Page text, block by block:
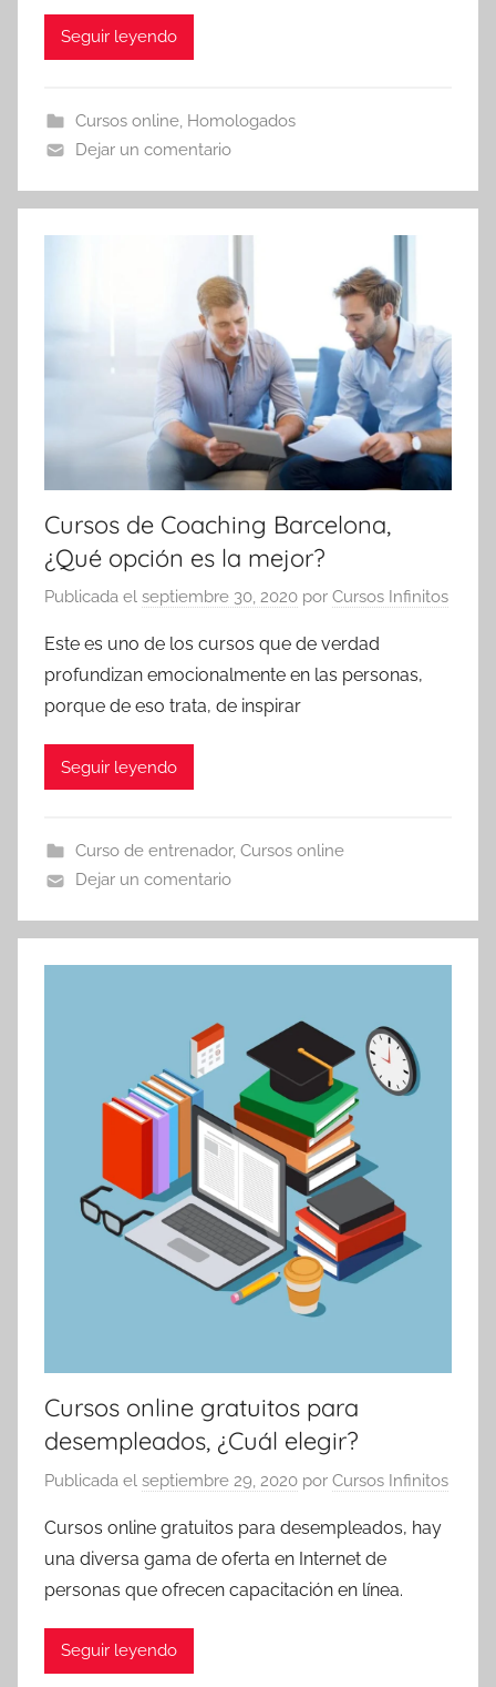
Seguir leyendo
Cursos online, Homologados
Dejar un comentario
Cursos de Coaching Barcelona,
¿Qué opción es la mejor?
Publicada el septiembre 30, 2020 por Cursos Infinitos
Este es uno de los cursos que de verdad
profundizan emocionalmente en las personas,
porque de eso trata, de inspirar
Seguir leyendo
Curso de entrenador, Cursos online
Dejar un comentario
Cursos online gratuitos para
desempleados, ¿Cuál elegir?
Publicada el septiembre 29, 2020 por Cursos Infinitos
Cursos online gratuitos para desempleados, hay
una diversa gama de oferta en Internet de
personas que ofrecen capacitación en línea.
Seguir leyendo